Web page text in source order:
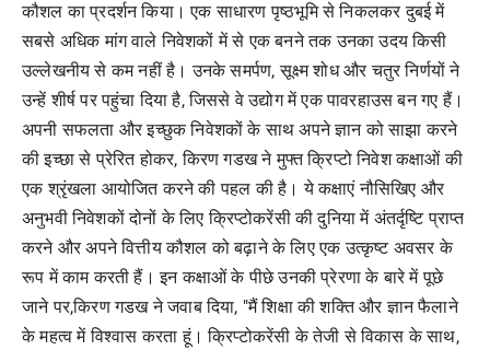
कौशल का प्रदर्शन किया। एक साधारण पृष्ठभूमि से निकलकर दुबई में
सबसे अधिक मांग वाले निवेशकों में से एक बनने तक उनका उदय किसी
उल्लेखनीय से कम नहीं है। उनके समर्पण, सूक्ष्म शोध और चतुर निर्णयों ने
उन्हें शीर्ष पर पहुंचा दिया है, जिससे वे उद्योग में एक पावरहाउस बन गए हैं।
अपनी सफलता और इच्छुक निवेशकों के साथ अपने ज्ञान को साझा करने
की इच्छा से प्रेरित होकर, किरण गडख ने मुफ्त क्रिप्टो निवेश कक्षाओं की
एक श्रृंखला आयोजित करने की पहल की है। ये कक्षाएं नौसिखिए और
अनुभवी निवेशकों दोनों के लिए क्रिप्टोकरेंसी की दुनिया में अंतर्दृष्टि प्राप्त
करने और अपने वित्तीय कौशल को बढ़ाने के लिए एक उत्कृष्ट अवसर के
रूप में काम करती हैं। इन कक्षाओं के पीछे उनकी प्रेरणा के बारे में पूछे
जाने पर,किरण गडख ने जवाब दिया, "मैं शिक्षा की शक्ति और ज्ञान फैलाने
के महत्व में विश्वास करता हूं। क्रिप्टोकरेंसी के तेजी से विकास के साथ,